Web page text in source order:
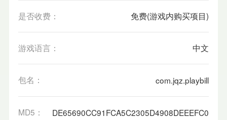
是否收费： 免费(游戏内购买项目)
游戏语言： 中文
包名： com.jqz.playbill
MD5： DE65690CC91FCA5C2305D4908DEEEFC0